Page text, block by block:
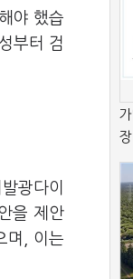
야 했습
부터 검
광다이
을 제안
며, 이는